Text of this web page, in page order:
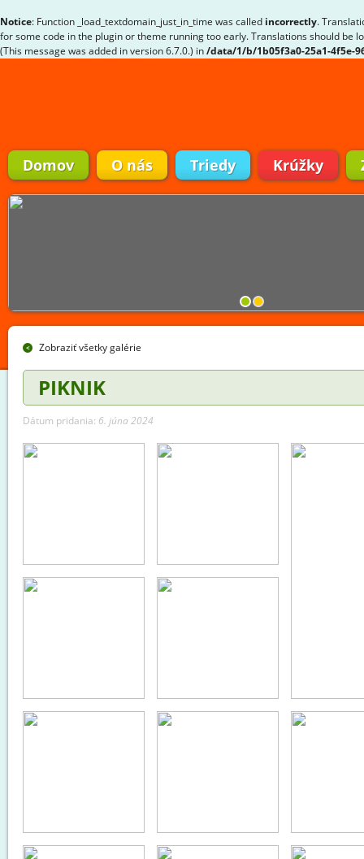
Notice: Function _load_textdomain_just_in_time was called incorrectly.
for some code in the plugin or theme running too early. Translations should be
(This message was added in version 6.7.0.) in/data/1/b/1b05f3a0-25a1-4f5e-
Domov O nás Triedy Krúžky
Zobraziť všetky galérie
PIKNIK
Dátum pridania: 6. júna 2024